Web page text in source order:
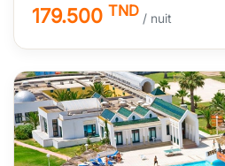
179.500 TND / nuit